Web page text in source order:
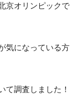
京オリンピックで
気になっている方
て調査しました！